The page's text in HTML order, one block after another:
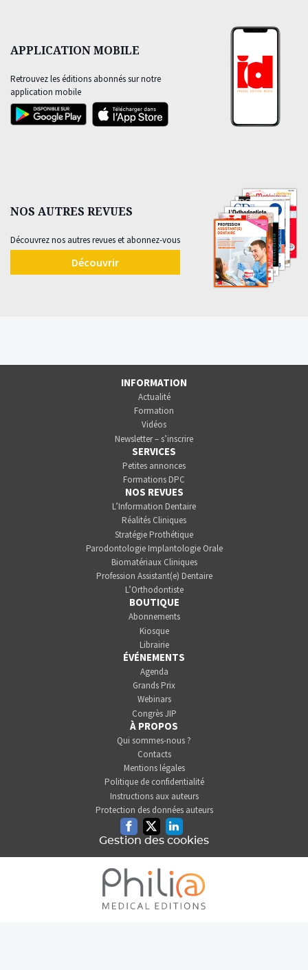
APPLICATION MOBILE
Retrouvez les éditions abonnés sur notre
application mobile
NOS AUTRES REVUES
Découvrez nos autres revues et abonnez-vous
Découvrir
INFORMATION
Actualité
Formation
Vidéos
Newsletter – s’inscrire
SERVICES
Petites annonces
Formations DPC
NOS REVUES
L’Information Dentaire
Réalités Cliniques
Stratégie Prothétique
Parodontologie Implantologie Orale
Biomatériaux Cliniques
Profession Assistant(e) Dentaire
L’Orthodontiste
BOUTIQUE
Abonnements
Kiosque
Librairie
ÉVÉNEMENTS
Agenda
Grands Prix
Webinars
Congrès JIP
À PROPOS
Qui sommes-nous ?
Contacts
Mentions légales
Politique de confidentialité
Instructions aux auteurs
Protection des données auteurs
FacebookTwitterLinkedin
Gestion des cookies